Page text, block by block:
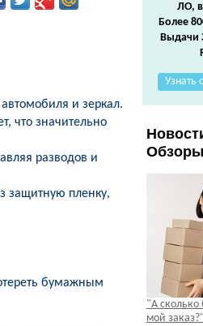
и зеркал.
что значительно
разводов и
защитную пленку,
бумажным
ЛО,
Более
Выдачи
Узнать
"А сколько
мой заказ?"